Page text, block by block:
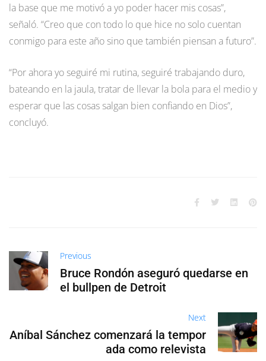
la base que me motivó a yo poder hacer mis cosas”,
señaló. “Creo que con todo lo que hice no solo cuentan
conmigo para este año sino que también piensan a futuro”.
“Por ahora yo seguiré mi rutina, seguiré trabajando duro,
bateando en la jaula, tratar de llevar la bola para el medio y
esperar que las cosas salgan bien confiando en Dios”,
concluyó.
Previous
Bruce Rondón aseguró quedarse en
el bullpen de Detroit
Next
Aníbal Sánchez comenzará la tempor
ada como relevista